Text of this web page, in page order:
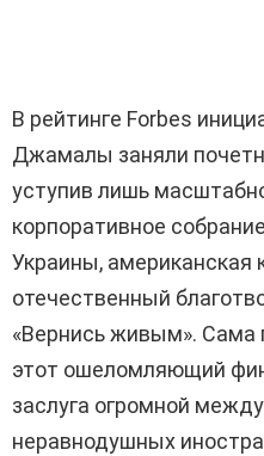
В рейтинге Forbes
Джамалы заняли
уступив лишь
корпоративное
Украины, американская
отечественный
«Вернись живым». Сама
этот ошеломляющий
заслуга огромной
неравнодушных